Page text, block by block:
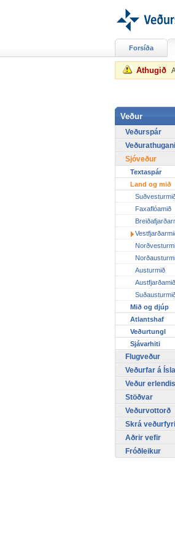
Athugið
Forsíða
Veður
Veðurspár
Sjóveður
Textaspár
Land og mið
Faxaflóamið
Austurmið
Austfjarðamið
Mið og djúp
Atlantshaf
Veðurtungl
Sjávarhiti
Flugveður
Veðurfar á
Veður erlendis
Stöðvar
Veðurvottorð
Skrá
Aðrir vefir
Fróðleikur